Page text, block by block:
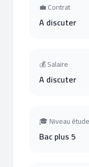
💼 Contrat
A discuter
💰 Salaire
A discuter
🎓 Niveau étude
Bac plus 5